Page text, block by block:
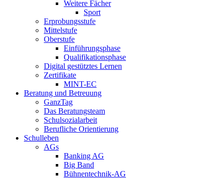
Weitere Fächer
Sport
Erprobungsstufe
Mittelstufe
Oberstufe
Einführungsphase
Qualifikationsphase
Digital gestütztes Lernen
Zertifikate
MINT-EC
Beratung und Betreuung
GanzTag
Das Beratungsteam
Schulsozialarbeit
Berufliche Orientierung
Schulleben
AGs
Banking AG
Big Band
Bühnentechnik-AG